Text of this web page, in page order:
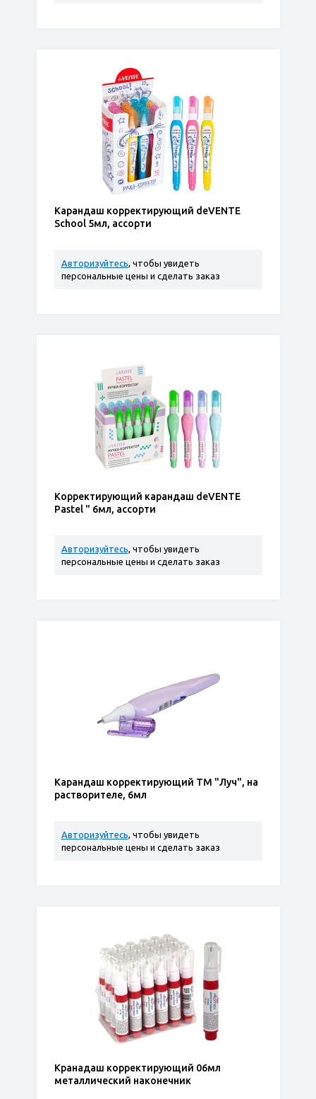
Карандаш корректирующий deVENTE
School 5мл, ассорти
Авторизуйтесь, чтобы увидеть
персональные цены и сделать заказ
Корректирующий карандаш deVENTE
Pastel " 6мл, ассорти
Авторизуйтесь, чтобы увидеть
персональные цены и сделать заказ
Карандаш корректирующий ТМ "Луч", на
растворителе, 6мл
Авторизуйтесь, чтобы увидеть
персональные цены и сделать заказ
Кранадаш корректирующий 06мл
металлический наконечник